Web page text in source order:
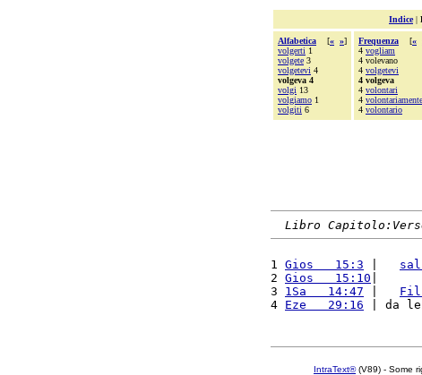
Indice|
Alfabetica [« »]
volgerti 1
volgete 3
volgetevi 4
volgeva 4
volgi 13
volgiamo 1
volgiti 6
Frequenza [«
4 vogliam
4 volevano
4 volgetevi
4 volgeva
4 volontari
4 volontariamente
4 volontario
Libro
1 Gios   15:3
2 Gios   15:10 |
3 1Sa   14:47
4 Eze   29:16 | da
IntraText®(V89) - Some